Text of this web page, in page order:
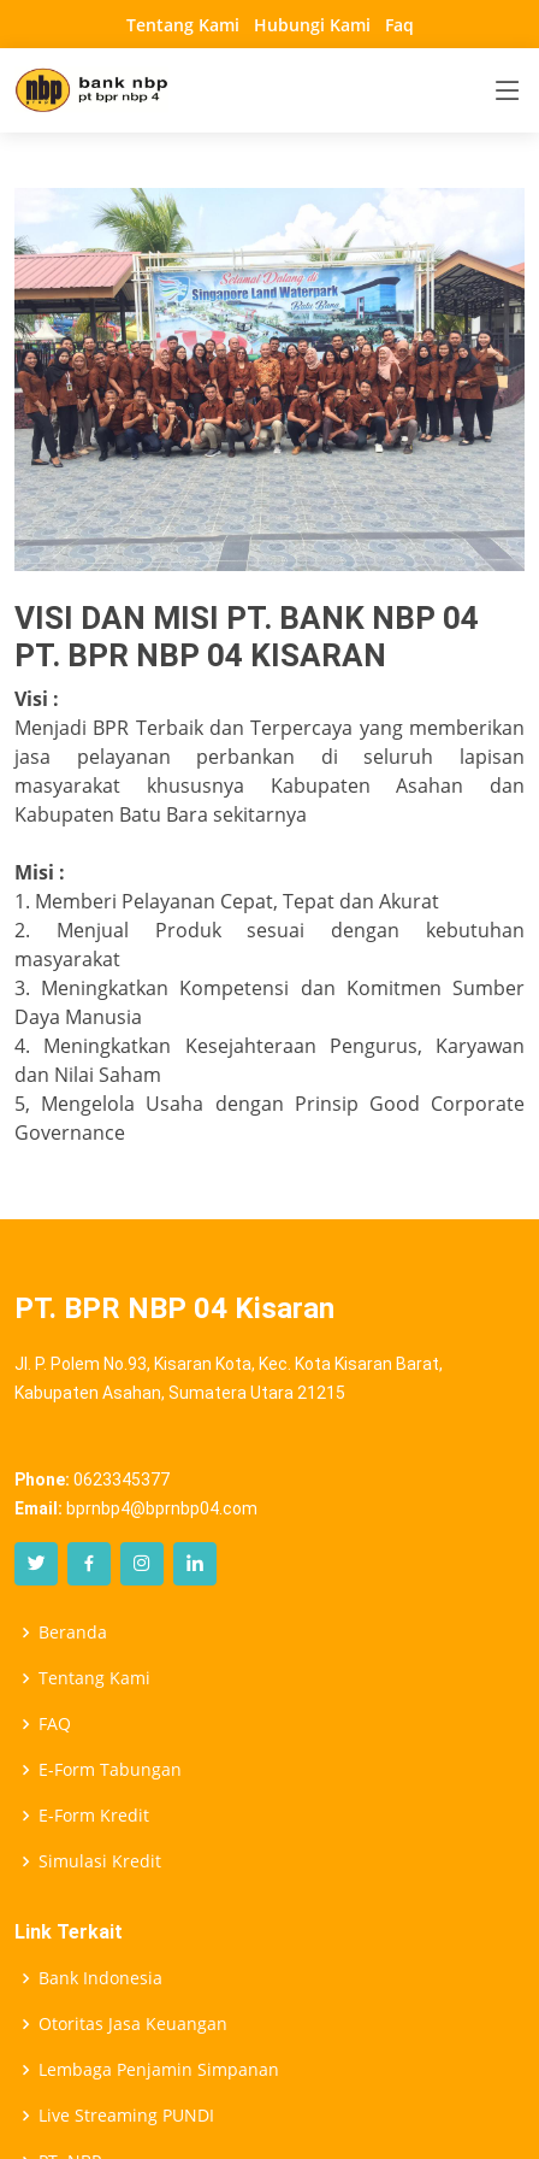
Tentang Kami Hubungi Kami Faq
VISI DAN MISI PT. BANK NBP 04
PT. BPR NBP 04 KISARAN
Visi :
Menjadi BPR Terbaik dan Terpercaya yang memberikan
jasa pelayanan perbankan di seluruh lapisan
masyarakat khususnya Kabupaten Asahan dan
Kabupaten Batu Bara sekitarnya
Misi :
1. Memberi Pelayanan Cepat, Tepat dan Akurat
2. Menjual Produk sesuai dengan kebutuhan
masyarakat
3. Meningkatkan Kompetensi dan Komitmen Sumber
Daya Manusia
4. Meningkatkan Kesejahteraan Pengurus, Karyawan
dan Nilai Saham
5, Mengelola Usaha dengan Prinsip Good Corporate
Governance
PT. BPR NBP 04 Kisaran
Jl. P. Polem No.93, Kisaran Kota, Kec. Kota Kisaran Barat,
Kabupaten Asahan, Sumatera Utara 21215
Phone: 0623345377
Email: bprnbp4@bprnbp04.com
Beranda
Tentang Kami
FAQ
E-Form Tabungan
E-Form Kredit
Simulasi Kredit
Link Terkait
Bank Indonesia
Otoritas Jasa Keuangan
Lembaga Penjamin Simpanan
Live Streaming PUNDI